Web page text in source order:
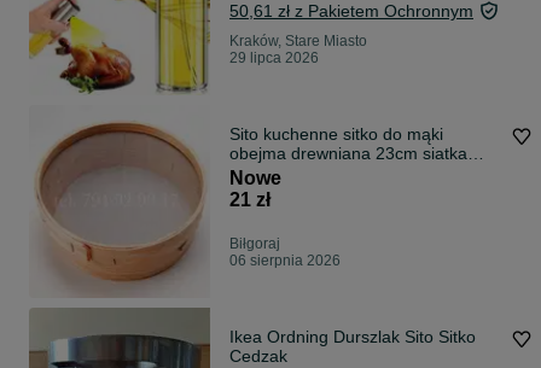
50,61 zł z Pakietem Ochronnym
Kraków, Stare Miasto
29 lipca 2026
Sito kuchenne sitko do mąki
obejma drewniana 23cm siatka
tkana nylon
Nowe
21 zł
Biłgoraj
06 sierpnia 2026
Ikea Ordning Durszlak Sito Sitko
Cedzak